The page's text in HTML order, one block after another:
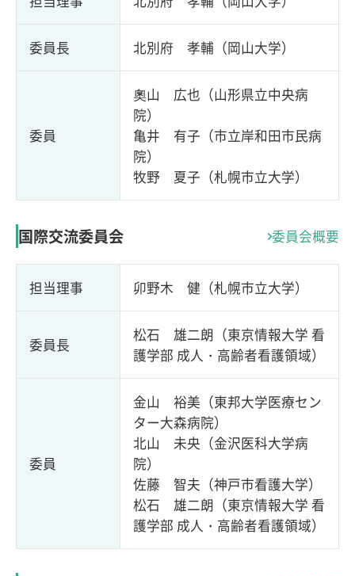
委員長 北別府 孝輔（岡山大学）
委員
奧山 広也（山形県立中央病
院）
亀井 有子（市立岸和田市民病
院）
牧野 夏子（札幌市立大学）
国際交流委員会 委員会概要
担当理事 卯野木 健（札幌市立大学）
委員長
松石 雄二朗（東京情報大学 看
護学部 成人・高齢者看護領域）
委員
金山 裕美（東邦大学医療セン
ター大森病院）
北山 未央（金沢医科大学病
院）
佐藤 智夫（神戸市看護大学）
松石 雄二朗（東京情報大学 看
護学部 成人・高齢者看護領域）